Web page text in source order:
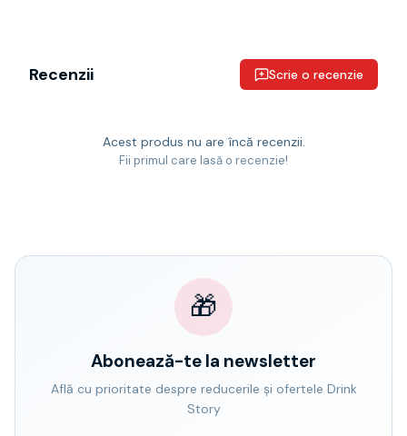
Recenzii Scrie o recenzie
Acest produs nu are încă recenzii.
Fii primul care lasă o recenzie!
🎁
Abonează-te la newsletter
Află cu prioritate despre reducerile și ofertele Drink
Story